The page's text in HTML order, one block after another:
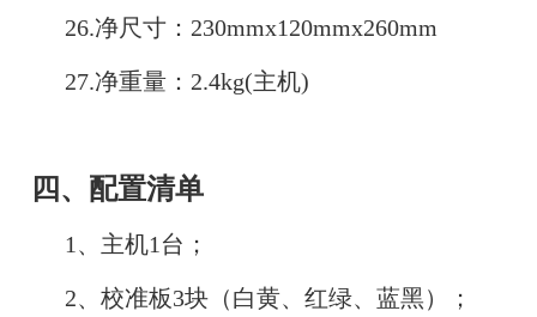
26.净尺寸：230mmx120mmx260mm
27.净重量：2.4kg(主机)
四、配置清单
1、主机1台；
2、校准板3块（白黄、红绿、蓝黑）；